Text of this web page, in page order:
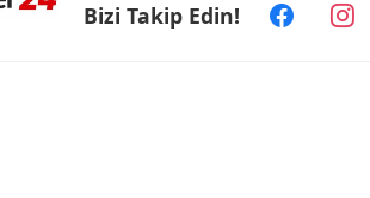
“Kocaeli Müze” yeni web sitesiyle yayında
Bizi Takip Edin!